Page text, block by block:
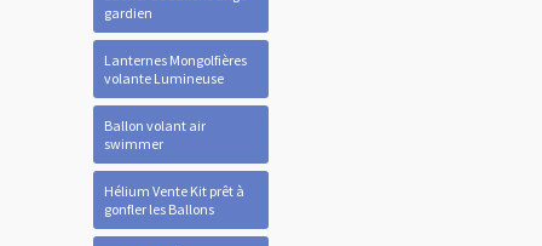
gardien
Lanternes Mongolfières
volante Lumineuse
Ballon volant air
swimmer
Hélium Vente Kit prêt à
gonfler les Ballons